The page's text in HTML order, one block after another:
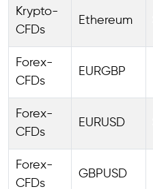
Krypto-
CFDs
Ethereum
Forex-
CFDs
EURGBP
Forex-
CFDs
EURUSD
Forex-
CFDs
GBPUSD